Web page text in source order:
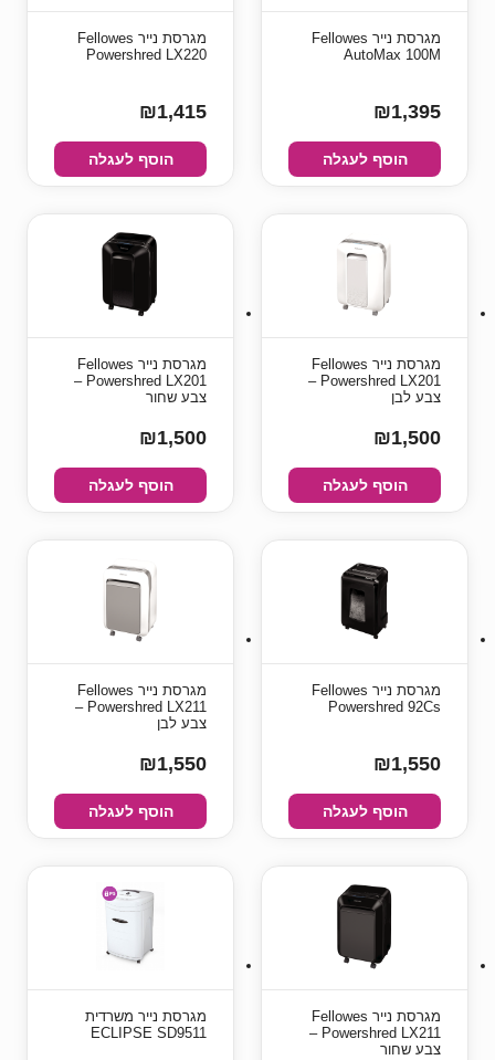
מגרסת נייר Fellowes
AutoMax 100M
₪1,395
הוסף לעגלה
מגרסת נייר Fellowes
Powershred LX220
₪1,415
הוסף לעגלה
מגרסת נייר Fellowes
Powershred LX201 –
צבע לבן
₪1,500
הוסף לעגלה
מגרסת נייר Fellowes
Powershred LX201 –
צבע שחור
₪1,500
הוסף לעגלה
מגרסת נייר Fellowes
Powershred 92Cs
₪1,550
הוסף לעגלה
מגרסת נייר Fellowes
Powershred LX211 –
צבע לבן
₪1,550
הוסף לעגלה
מגרסת נייר Fellowes
Powershred LX211 –
צבע שחור
מגרסת נייר משרדית
ECLIPSE SD9511